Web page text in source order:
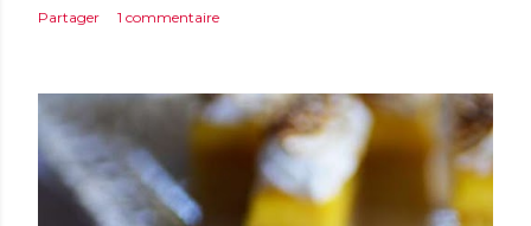
Partager 1 commentaire